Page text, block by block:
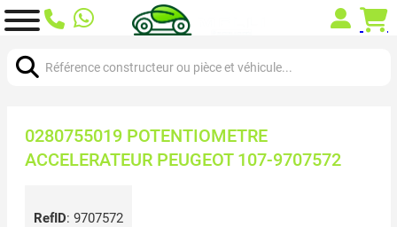
0280755019 POTENTIOMETRE
ACCELERATEUR PEUGEOT 107-9707572
RefID: 9707572